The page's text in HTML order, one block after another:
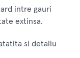
intre gauri
extinsa.
si detaliu